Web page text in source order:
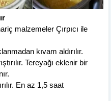
malzemeler Çırpıcı ile
kıvam aldırılır.
Tereyağı eklenir bir
En az 1,5 saat